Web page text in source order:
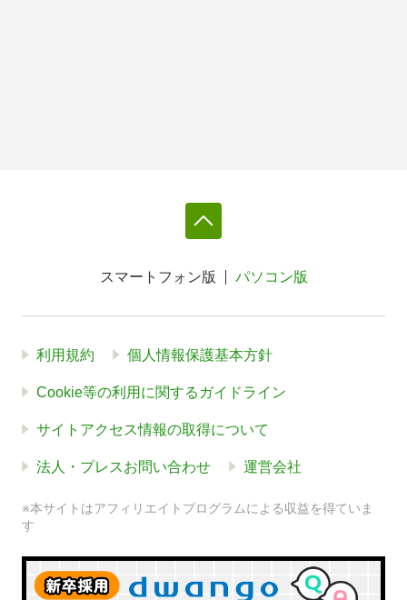
スマートフォン版 パソコン版
利用規約 個人情報保護基本方針
Cookie等の利用に関するガイドライン
サイトアクセス情報の取得について
法人・プレスお問い合わせ 運営会社
※本サイトはアフィリエイトプログラムによる収益を得ていま
す